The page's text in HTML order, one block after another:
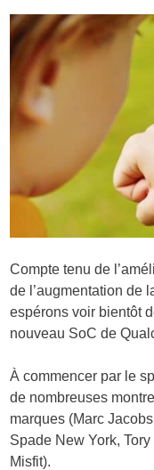
Compte tenu de
de l’augmentation de
espérons voir bientôt
nouveau SoC de
À commencer par le
de nombreuses
marques (Marc
Spade New York,
Misfit).